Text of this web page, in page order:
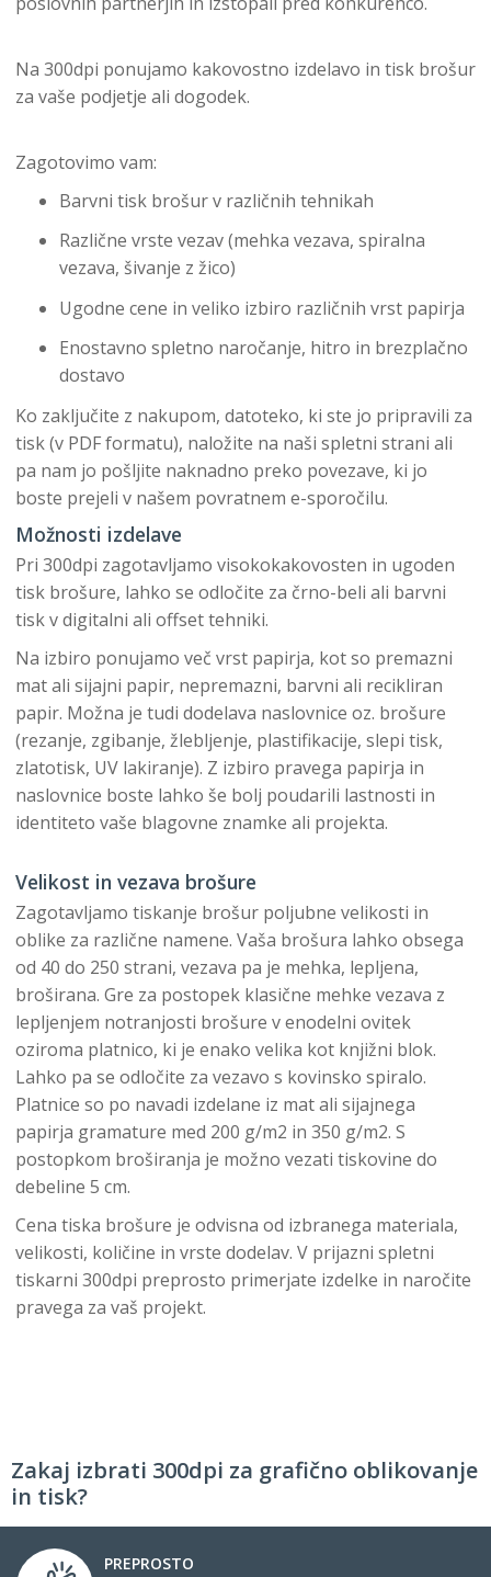
Na 300dpi ponujamo kakovostno izdelavo in tisk brošur
za vaše podjetje ali dogodek.
Zagotovimo vam:
Barvni tisk brošur v različnih tehnikah
Različne vrste vezav (mehka vezava, spiralna
vezava, šivanje z žico)
Ugodne cene in veliko izbiro različnih vrst papirja
Enostavno spletno naročanje, hitro in brezplačno
dostavo
Ko zaključite z nakupom, datoteko, ki ste jo pripravili za
tisk (v PDF formatu), naložite na naši spletni strani ali
pa nam jo pošljite naknadno preko povezave, ki jo
boste prejeli v našem povratnem e-sporočilu.
Možnosti izdelave
Pri 300dpi zagotavljamo visokokakovosten in ugoden
tisk brošure, lahko se odločite za črno-beli ali barvni
tisk v digitalni ali offset tehniki.
Na izbiro ponujamo več vrst papirja, kot so premazni
mat ali sijajni papir, nepremazni, barvni ali recikliran
papir. Možna je tudi dodelava naslovnice oz. brošure
(rezanje, zgibanje, žlebljenje, plastifikacije, slepi tisk,
zlatotisk, UV lakiranje). Z izbiro pravega papirja in
naslovnice boste lahko še bolj poudarili lastnosti in
identiteto vaše blagovne znamke ali projekta.
Velikost in vezava brošure
Zagotavljamo tiskanje brošur poljubne velikosti in
oblike za različne namene. Vaša brošura lahko obsega
od 40 do 250 strani, vezava pa je mehka, lepljena,
broširana. Gre za postopek klasične mehke vezava z
lepljenjem notranjosti brošure v enodelni ovitek
oziroma platnico, ki je enako velika kot knjižni blok.
Lahko pa se odločite za vezavo s kovinsko spiralo.
Platnice so po navadi izdelane iz mat ali sijajnega
papirja gramature med 200 g/m2 in 350 g/m2. S
postopkom broširanja je možno vezati tiskovine do
debeline 5 cm.
Cena tiska brošure je odvisna od izbranega materiala,
velikosti, količine in vrste dodelav. V prijazni spletni
tiskarni 300dpi preprosto primerjate izdelke in naročite
pravega za vaš projekt.
Zakaj izbrati 300dpi za grafično oblikovanje
in tisk?
PREPROSTO